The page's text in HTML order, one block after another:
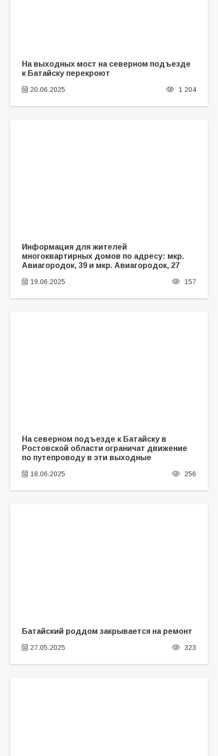
На выходных мост на северном подъезде
к Батайску перекроют
20.06.2025 1 204
Информация для жителей
многоквартирных домов по адресу: мкр.
Авиагородок, 39 и мкр. Авиагородок, 27
19.06.2025 157
На северном подъезде к Батайску в
Ростовской области ограничат движение
по путепроводу в эти выходные
18.06.2025 256
Батайский роддом закрывается на ремонт
27.05.2025 323